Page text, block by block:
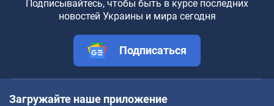
Подписывайтесь, чтобы быть в курсе последних
новостей Украины и мира сегодня
Подписаться
Загружайте наше приложение